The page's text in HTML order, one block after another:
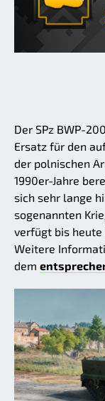
Der SPz BWP-
Ersatz für den
der polnischen
1990er-Jahre
sich sehr lange
sogenannten
verfügt bis heute
Weitere
dem